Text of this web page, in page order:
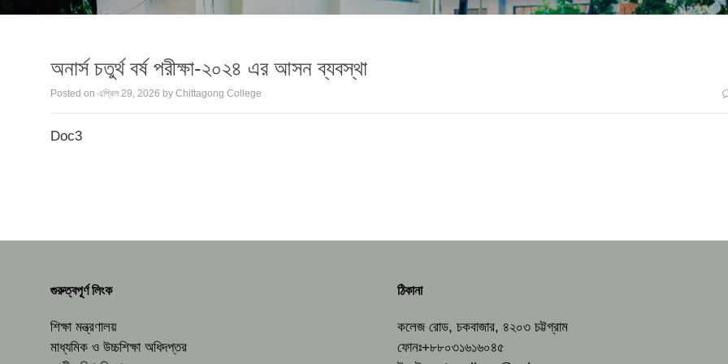
অনার্স চতুর্থ বর্ষ পরীক্ষা-২০২৪ এর আসন ব্যবস্থা
Posted on এপ্রিল 29, 2026 by Chittagong College
Doc3
গুরুত্বপূর্ণ লিংক
শিক্ষা মন্ত্রণালয়
মাধ্যমিক ও উচ্চশিক্ষা অধিদপ্তর
ঠিকানা
কলেজ রোড, চকবাজার, ৪২০৩ চট্টগ্রাম
ফোনঃ+৮৮০৩১৬১৬০৪৫